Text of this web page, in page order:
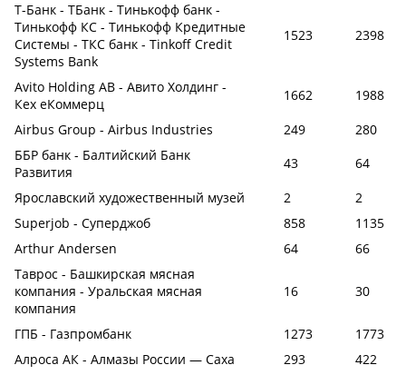
Т-Банк - ТБанк - Тинькофф банк -
Тинькофф КС - Тинькофф Кредитные
Системы - ТКС банк - Tinkoff Credit
Systems Bank
1523 2398
Avito Holding AB - Авито Холдинг -
Кех еКоммерц
1662
1988
Airbus Group - Airbus Industries
249
280
ББР банк - Балтийский Банк
Развития
43
64
Ярославский художественный музей
2
2
Superjob - Суперджоб
858
1135
Arthur Andersen
64
66
Таврос - Башкирская мясная
компания - Уральская мясная
компания
16 30
ГПБ - Газпромбанк 1273
1773
Алроса АК - Алмазы России — Саха
293
422